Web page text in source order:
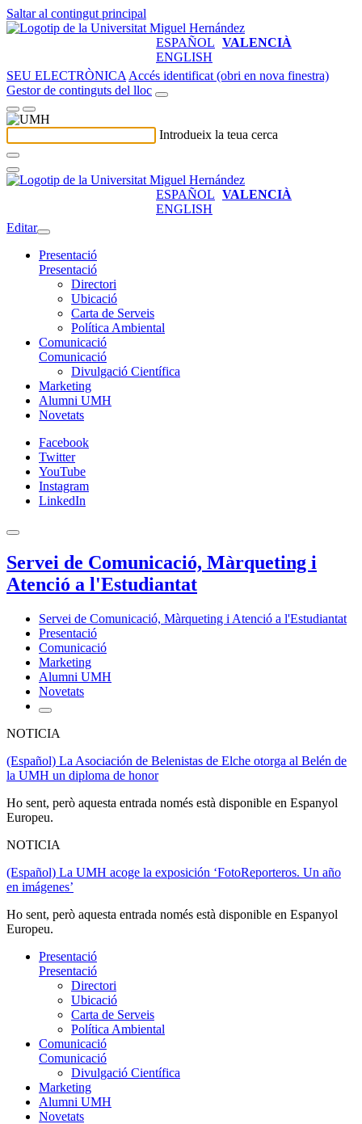
Saltar al contingut principal
ESPAÑOL VALENCIÀ
ENGLISH
SEU ELECTRÒNICA Accés identificat (obri en nova finestra)
Gestor de continguts del lloc
Introdueix la teua cerca
ESPAÑOL VALENCIÀ
ENGLISH
Editar
Presentació
Presentació
Directori
Ubicació
Carta de Serveis
Política Ambiental
Comunicació
Comunicació
Divulgació Científica
Marketing
Alumni UMH
Novetats
Facebook
Twitter
YouTube
Instagram
LinkedIn
Servei de Comunicació, Màrqueting i
Atenció a l'Estudiantat
Servei de Comunicació, Màrqueting i Atenció a l'Estudiantat
Presentació
Comunicació
Marketing
Alumni UMH
Novetats
NOTICIA
(Español) La Asociación de Belenistas de Elche otorga al Belén de
la UMH un diploma de honor
Ho sent, però aquesta entrada només està disponible en Espanyol
Europeu.
NOTICIA
(Español) La UMH acoge la exposición ‘FotoReporteros. Un año
en imágenes’
Ho sent, però aquesta entrada només està disponible en Espanyol
Europeu.
Presentació
Presentació
Directori
Ubicació
Carta de Serveis
Política Ambiental
Comunicació
Comunicació
Divulgació Científica
Marketing
Alumni UMH
Novetats